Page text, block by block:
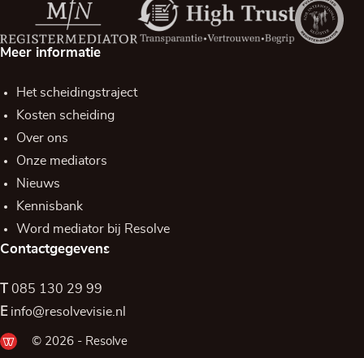
Meer informatie
Het scheidingstraject
Kosten scheiding
Over ons
Onze mediators
Nieuws
Kennisbank
Word mediator bij Resolve
Contactgegevens
085 130 29 99
E info@resolvevisie.nl
© 2026 - Resolve